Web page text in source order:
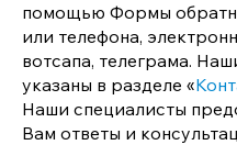
помощью Формы
или телефона,
вотсапа, телеграма.
указаны в разделе «
Наши специалисты
Вам ответы и